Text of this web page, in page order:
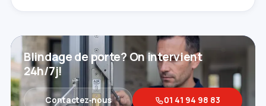
Blindage de porte? On intervient
24h/7j!
Contactez‑nous 01 41 94 98 83